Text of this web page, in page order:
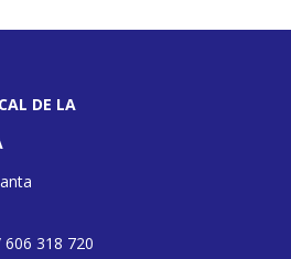
DE LA
318 720